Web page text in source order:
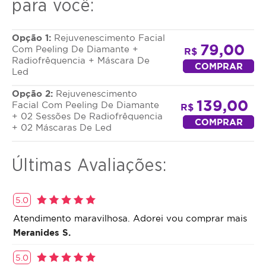
Dá ao rosto um aspeto mais jovem. Auxilia no
dando mais viço e luminosidade.
para você:
Opção 1: Rejuvenescimento Facial
Com Peeling De Diamante +
Radiofrêquencia + Máscara De
Led
R$ 79,00
COMPRAR
Opção 2: Rejuvenescimento
Facial Com Peeling De Diamante
+ 02 Sessões De Radiofrêquencia
+ 02 Máscaras De Led
R$ 139,00
COMPRAR
Últimas Avaliações:
5.0
Atendimento maravilhosa. Adorei vou comprar mais
Meranides S.
5.0